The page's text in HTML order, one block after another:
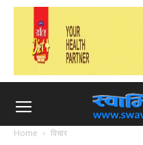
Home विचार